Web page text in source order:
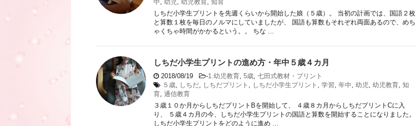
中, 幼児, 幼児教育, 知育
しちだ小学生プリントを先週くらいから開始した娘（５歳）。 当初の計画では、国語２枚
と算数１枚を毎日のノルマにしていましたが、 国語も算数もそれぞれ両面あるので、めち
ゃくちゃ時間がかかるという。。 ちな ...
しちだ小学生プリントの進め方・年中５歳４カ月
2018/08/19 -1.幼児教育, 5歳, 七田式教材・プリント
５歳, しちだ, しちだプリント , しちだ小学生プリント , 学習, 年中, 幼児, 幼児教育, 知
育, 通信教育
３歳１０か月からしちだプリントBを開始して、 ４歳８カ月からしちだプリントCに入
り、 ５歳４カ月の今、しちだ小学生プリントの国語と算数を開始することになりました。
しちだ小学生プリントをどのように進め ...